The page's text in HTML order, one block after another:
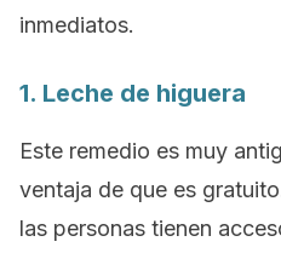
inmediatos.
1. Leche de higuera
Este remedio es muy
ventaja de que es
las personas tienen